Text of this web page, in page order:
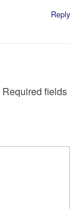
Reply
Required fields